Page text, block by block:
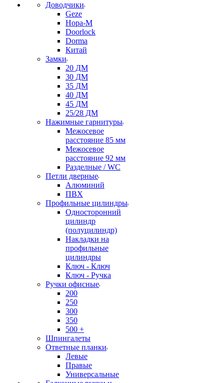
Доводчики
Geze
Нора-М
Doorlock
Dorma
Китай
Замки
20 ДМ
30 ДМ
35 ДМ
40 ДМ
45 ДМ
25/28 ДМ
Нажимные гарнитуры
Межосевое
расстояние 85 мм
Межосевое
расстояние 92 мм
Разделные / WC
Петли дверные
Алюминий
ПВХ
Профильные цилиндры
Односторонний
цилиндр
(полуцилиндр)
Накладки на
профильные
цилиндры
Ключ - Ключ
Ключ - Ручка
Ручки офисные
200
250
300
350
500 +
Шпингалеты
Ответные планки
Левые
Правые
Универсальные